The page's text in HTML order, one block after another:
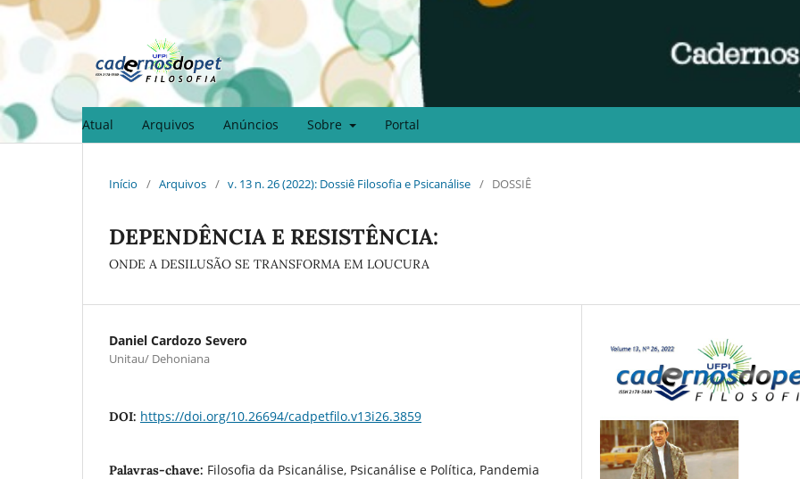
Atual Arquivos Anúncios Sobre Portal
Início / Arquivos / v. 13 n. 26 (2022): Dossiê Filosofia e Psicanálise / DOSSIÊ
DEPENDÊNCIA E RESISTÊNCIA:
ONDE A DESILUSÃO SE TRANSFORMA EM LOUCURA
Daniel Cardozo Severo
Unitau/ Dehoniana
DOI: https://doi.org/10.26694/cadpetfilo.v13i26.3859
Palavras-chave: Filosofia da Psicanálise, Psicanálise e Política, Pandemia